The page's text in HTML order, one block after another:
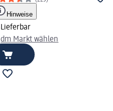
Hinweise
Lieferbar
dm Markt wählen